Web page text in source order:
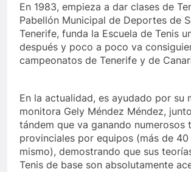
En 1983, empieza a dar clases de
Pabellón Municipal de Deportes de
Tenerife, funda la Escuela de Tenis
después y poco a poco va
campeonatos de Tenerife y de
En la actualidad, es ayudado por su
monitora Gely Méndez Méndez,
tándem que va ganando numerosos
provinciales por equipos (más de 40
mismo), demostrando que sus
Tenis de base son absolutamente